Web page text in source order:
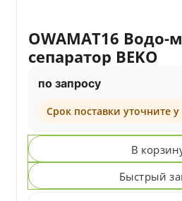
OWAMAT16 Водо-
сепаратор BEKO
по запросу
Срок поставки уточните
В
Быстрый